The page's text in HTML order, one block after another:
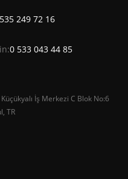
249 72 16
0 533 043 44 85
İş Merkezi C Blok No:6
TR